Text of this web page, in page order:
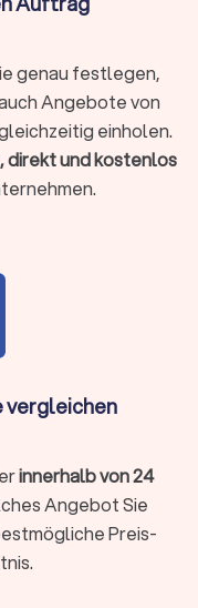
in den besten Händen.
Immobilien
Immobilienverkauf
vor
& -
und erhöhen. Wer
möchte Vermögen
bei uns wertvolle
in Lünen.
genau festlegen,
Angebote von
einholen.
direkt und kostenlos
vergleichen
innerhalb von 24
Angebot Sie
Preis-